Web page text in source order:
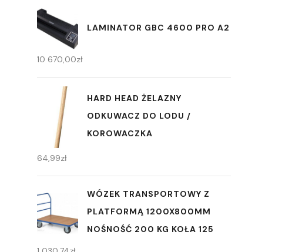
LAMINATOR GBC 4600 PRO A2
10 670,00zł
HARD HEAD ŻELAZNY
ODKUWACZ DO LODU /
KOROWACZKA
64,99zł
WÓZEK TRANSPORTOWY Z
PLATFORMĄ 1200X800MM
NOŚNOŚĆ 200 KG KOŁA 125